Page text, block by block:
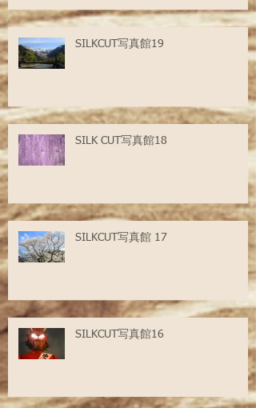
SILKCUT写真館19
SILK CUT写真館18
SILKCUT写真館 17
SILKCUT写真館16